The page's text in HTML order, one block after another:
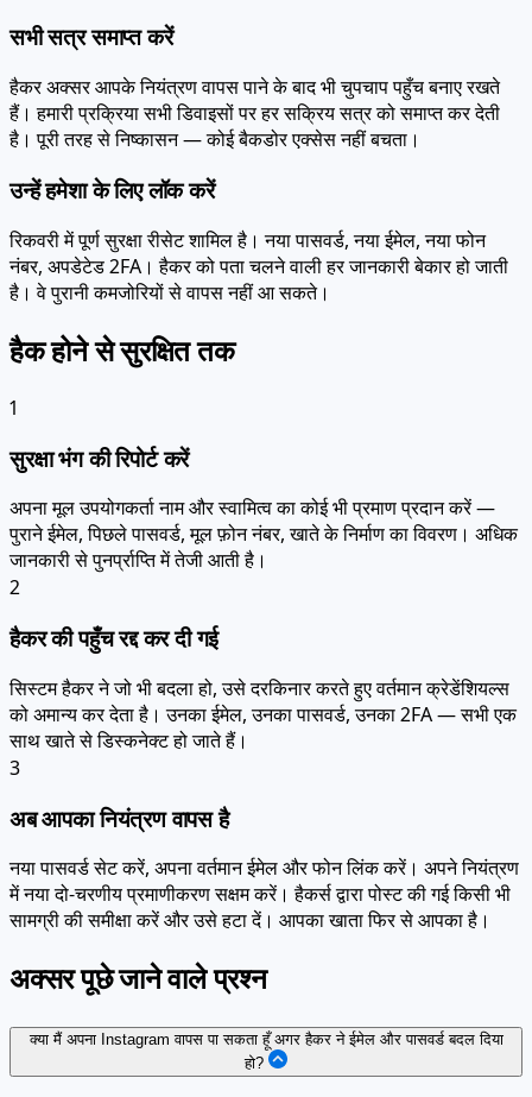
सभी सत्र समाप्त करें
हैकर अक्सर आपके नियंत्रण वापस पाने के बाद भी चुपचाप पहुँच बनाए रखते
हैं। हमारी प्रक्रिया सभी डिवाइसों पर हर सक्रिय सत्र को समाप्त कर देती
है। पूरी तरह से निष्कासन — कोई बैकडोर एक्सेस नहीं बचता।
उन्हें हमेशा के लिए लॉक करें
रिकवरी में पूर्ण सुरक्षा रीसेट शामिल है। नया पासवर्ड, नया ईमेल, नया फोन
नंबर, अपडेटेड 2FA। हैकर को पता चलने वाली हर जानकारी बेकार हो जाती
है। वे पुरानी कमजोरियों से वापस नहीं आ सकते।
हैक होने से सुरक्षित तक
1
सुरक्षा भंग की रिपोर्ट करें
अपना मूल उपयोगकर्ता नाम और स्वामित्व का कोई भी प्रमाण प्रदान करें —
पुराने ईमेल, पिछले पासवर्ड, मूल फ़ोन नंबर, खाते के निर्माण का विवरण। अधिक
जानकारी से पुनर्प्राप्ति में तेजी आती है।
2
हैकर की पहुँच रद्द कर दी गई
सिस्टम हैकर ने जो भी बदला हो, उसे दरकिनार करते हुए वर्तमान क्रेडेंशियल्स
को अमान्य कर देता है। उनका ईमेल, उनका पासवर्ड, उनका 2FA — सभी एक
साथ खाते से डिस्कनेक्ट हो जाते हैं।
3
अब आपका नियंत्रण वापस है
नया पासवर्ड सेट करें, अपना वर्तमान ईमेल और फोन लिंक करें। अपने नियंत्रण
में नया दो-चरणीय प्रमाणीकरण सक्षम करें। हैकर्स द्वारा पोस्ट की गई किसी भी
सामग्री की समीक्षा करें और उसे हटा दें। आपका खाता फिर से आपका है।
अक्सर पूछे जाने वाले प्रश्न
क्या मैं अपना Instagram वापस पा सकता हूँ अगर हैकर ने ईमेल और पासवर्ड बदल दिया
हो?